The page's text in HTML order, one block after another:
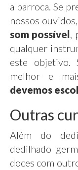
a barroca. Se
nossos
som possível,
qualquer
este objetivo.
melhor e
devemos
Outras
Além do
dedilhado
doces com